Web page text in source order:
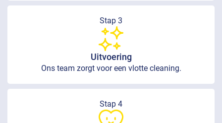
Stap 3
Uitvoering
Ons team zorgt voor een vlotte cleaning.
Stap 4